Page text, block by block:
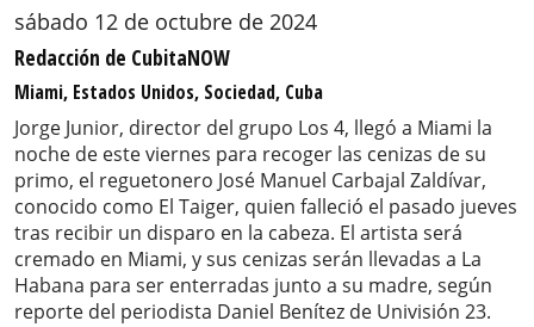
sábado 12 de octubre de 2024
Redacción de CubitaNOW
Miami, Estados Unidos, Sociedad, Cuba
Jorge Junior, director del grupo Los 4, llegó a Miami la
noche de este viernes para recoger las cenizas de su
primo, el reguetonero José Manuel Carbajal Zaldívar,
conocido como El Taiger, quien falleció el pasado jueves
tras recibir un disparo en la cabeza. El artista será
cremado en Miami, y sus cenizas serán llevadas a La
Habana para ser enterradas junto a su madre, según
reporte del periodista Daniel Benítez de Univisión 23.